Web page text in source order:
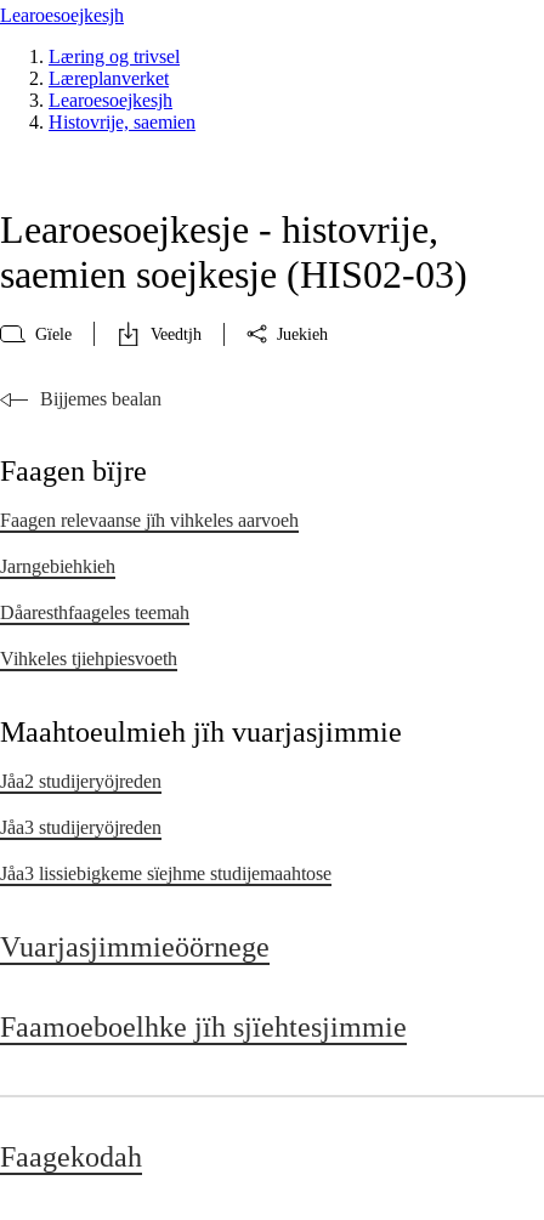
Learoesoejkesjh
Læring og trivsel
Læreplanverket
Learoesoejkesjh
Histovrije, saemien
Learoesoejkesje - histovrije,
saemien soejkesje (HIS02‑03)
Gïele Veedtjh Juekieh
Bijjemes bealan
Faagen bïjre
Faagen relevaanse jïh vihkeles aarvoeh
Jarngebiehkieh
Dåaresthfaageles teemah
Vihkeles tjiehpiesvoeth
Maahtoeulmieh jïh vuarjasjimmie
Jåa2 studijeryöjreden
Jåa3 studijeryöjreden
Jåa3 lissiebigkeme sïejhme studijemaahtose
Vuarjasjimmieöörnege
Faamoeboelhke jïh sjïehtesjimmie
Faagekodah